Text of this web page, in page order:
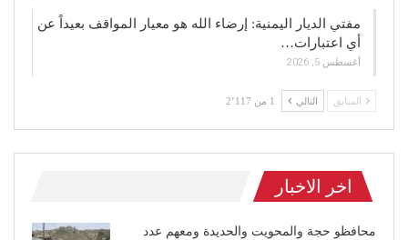
مفتي الديار اليمنية: إرضاء الله هو معيار المواقف بعيداً عن
أي اعتبارات…
أغسطس 5, 2026
السابق التالي 1 من 2٬117
اخر الاخبار
محافظو حجة والمحويت والحديدة ومعهم عدد